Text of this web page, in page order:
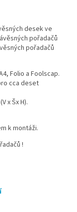
desek ve
pořadačů
pořadačů
Folio a Foolscap.
cca deset
x Šx H).
k montáži.
!